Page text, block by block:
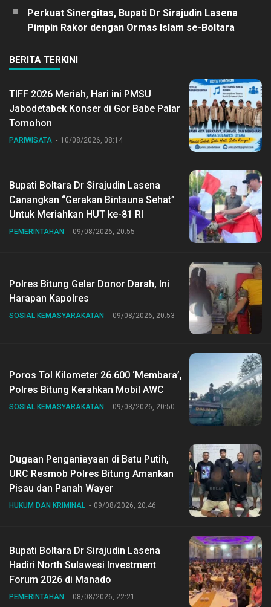
Perkuat Sinergitas, Bupati Dr Sirajudin Lasena
Pimpin Rakor dengan Ormas Islam se-Boltara
BERITA TERKINI
TIFF 2026 Meriah, Hari ini PMSU
Jabodetabek Konser di Gor Babe Palar
Tomohon
PARIWISATA 10/08/2026, 08:14
Bupati Boltara Dr Sirajudin Lasena
Canangkan “Gerakan Bintauna Sehat”
Untuk Meriahkan HUT ke-81 RI
PEMERINTAHAN 09/08/2026, 20:55
Polres Bitung Gelar Donor Darah, Ini
Harapan Kapolres
SOSIAL KEMASYARAKATAN 09/08/2026, 20:53
Poros Tol Kilometer 26.600 ‘Membara’,
Polres Bitung Kerahkan Mobil AWC
SOSIAL KEMASYARAKATAN 09/08/2026, 20:50
Dugaan Penganiayaan di Batu Putih,
URC Resmob Polres Bitung Amankan
Pisau dan Panah Wayer
HUKUM DAN KRIMINAL 09/08/2026, 20:46
Bupati Boltara Dr Sirajudin Lasena
Hadiri North Sulawesi Investment
Forum 2026 di Manado
PEMERINTAHAN 08/08/2026, 22:21